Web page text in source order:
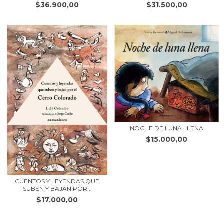
$36.900,00 $31.500,00
CUENTOS Y LEYENDAS QUE
SUBEN Y BAJAN POR...
$17.000,00
NOCHE DE LUNA LLENA
$15.000,00